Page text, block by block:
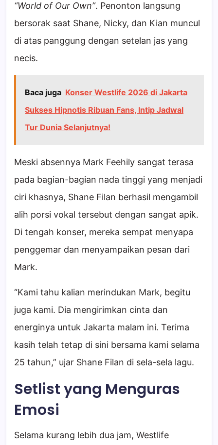
“World of Our Own”. Penonton langsung
bersorak saat Shane, Nicky, dan Kian muncul
di atas panggung dengan setelan jas yang
necis.
Baca juga Konser Westlife 2026 di Jakarta
Sukses Hipnotis Ribuan Fans, Intip Jadwal
Tur Dunia Selanjutnya!
Meski absennya Mark Feehily sangat terasa
pada bagian-bagian nada tinggi yang menjadi
ciri khasnya, Shane Filan berhasil mengambil
alih porsi vokal tersebut dengan sangat apik.
Di tengah konser, mereka sempat menyapa
penggemar dan menyampaikan pesan dari
Mark.
“Kami tahu kalian merindukan Mark, begitu
juga kami. Dia mengirimkan cinta dan
energinya untuk Jakarta malam ini. Terima
kasih telah tetap di sini bersama kami selama
25 tahun,” ujar Shane Filan di sela-sela lagu.
Setlist yang Menguras
Emosi
Selama kurang lebih dua jam, Westlife